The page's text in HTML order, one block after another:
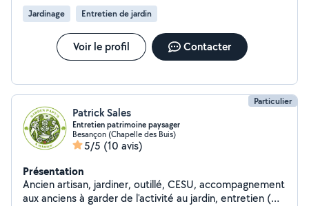
Jardinage Entretien de jardin
Voir le profil Contacter
Particulier
Patrick Sales
Entretien patrimoine paysager
Besançon (Chapelle des Buis)
5/5 (10 avis)
Présentation
Ancien artisan, jardiner, outillé, CESU, accompagnement
aux anciens à garder de l'activité au jardin, entretien (